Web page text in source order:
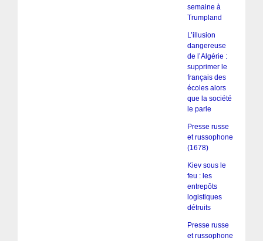
semaine à
Trumpland
L’illusion
dangereuse
de l’Algérie :
supprimer le
français des
écoles alors
que la société
le parle
Presse russe
et russophone
(1678)
Kiev sous le
feu : les
entrepôts
logistiques
détruits
Presse russe
et russophone